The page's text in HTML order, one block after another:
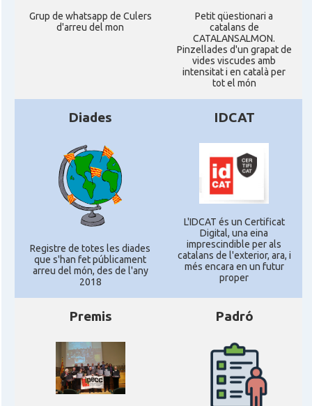
Grup de whatsapp de Culers
d'arreu del mon
Petit qüestionari a
catalans de
CATALANSALMON.
Pinzellades d'un grapat de
vides viscudes amb
intensitat i en català per
tot el món
Diades
Registre de totes les diades
que s'han fet públicament
arreu del món, des de l'any
2018
IDCAT
L'IDCAT és un Certificat
Digital, una eina
imprescindible per als
catalans de l'exterior, ara, i
més encara en un futur
proper
Premis Padró